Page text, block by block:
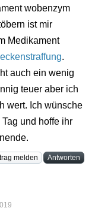
wobenzym
ist mir
Medikament
.
auch ein wenig
teuer aber ich
wert. Ich wünsche
und hoffe ihr
melden Antworten